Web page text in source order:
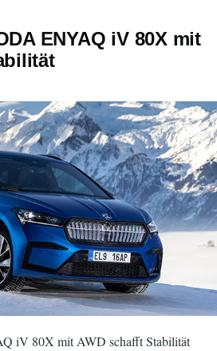
ENYAQ iV 80X mit
iV 80X mit AWD schafft Stabilität